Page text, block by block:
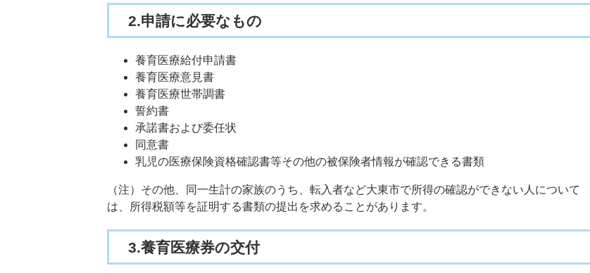
2.申請に必要なもの
養育医療給付申請書
養育医療意見書
養育医療世帯調書
誓約書
承諾書および委任状
同意書
乳児の医療保険資格確認書等その他の被保険者情報が確認できる書類
（注）その他、同一生計の家族のうち、転入者など大東市で所得の確認ができない人について
は、所得税額等を証明する書類の提出を求めることがあります。
3.養育医療券の交付